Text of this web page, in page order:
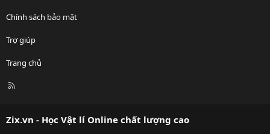
Chính sách bảo mật
Trợ giúp
Trang chủ
R
Zix.vn - Học Vật lí Online chất lượng cao